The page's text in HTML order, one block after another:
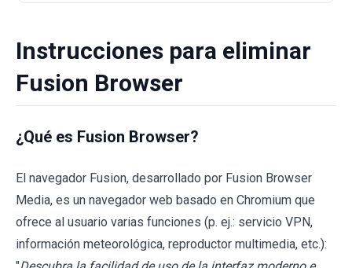
Instrucciones para eliminar
Fusion Browser
¿Qué es Fusion Browser?
El navegador Fusion, desarrollado por Fusion Browser
Media, es un navegador web basado en Chromium que
ofrece al usuario varias funciones (p. ej.: servicio VPN,
información meteorológica, reproductor multimedia, etc.):